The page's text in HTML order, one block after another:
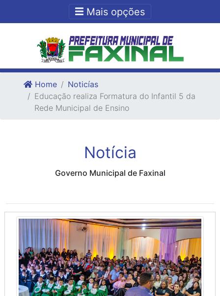
Ir para o fim do conteudo
Mais opções
Home
Noticías
Educação realiza Formatura do Infantil 5 da
Rede Municipal de Ensino
Notícia
Governo Municipal de Faxinal